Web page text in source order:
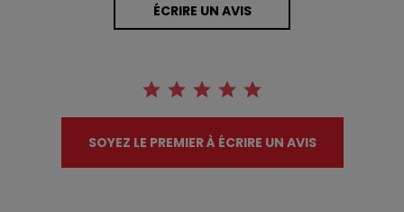
ÉCRIRE UN AVIS
SOYEZ LE PREMIER À ÉCRIRE UN AVIS